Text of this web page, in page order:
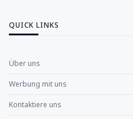
QUICK LINKS
Über uns
Werbung mit uns
Kontaktiere uns